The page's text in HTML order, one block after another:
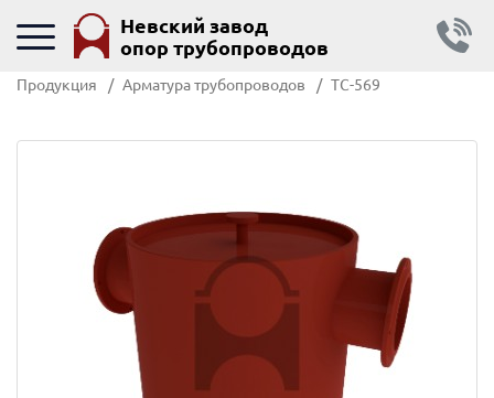
Невский завод
опор трубопроводов
Продукция Арматура трубопроводов ТС-569